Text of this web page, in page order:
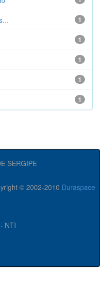
1
1
1
1
1
SERGIPE
© 2002-2010 Duraspace
NTI